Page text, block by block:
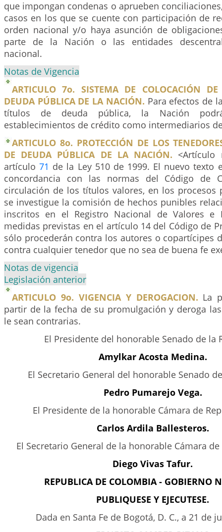
que impongan condenas o aprueben
casos en los que se cuente con participación de
orden nacional y/o haya asunción de
parte de la Nación o las entidades
nacional.
Notas de Vigencia
ARTICULO 7o. SISTEMA DE COLOCACIÓN
DEUDA PÚBLICA DE LA NACIÓN. Para efectos de
títulos de deuda pública, la Nación
establecimientos de crédito como intermediarios
ARTICULO 8o. PROTECCIÓN DE LOS
DE DEUDA PÚBLICA DE LA NACIÓN.
artículo71 de la Ley 510 de 1999. El nuevo texto
concordancia con las normas del Código de
circulación de los títulos valores, en los procesos
se investigue la comisión de hechos punibles
inscritos en el Registro Nacional de Valores e
medidas previstas en el artículo 14 del Código de
sólo procederán contra los autores o copartícipes
contra cualquier tenedor que no sea de buena fe
Notas de vigencia
Legislación anterior
ARTICULO 9o. VIGENCIA Y DEROGACION. La
partir de la fecha de su promulgación y deroga
le sean contrarias.
El Presidente del honorable Senado de la
Amylkar Acosta Medina.
El Secretario General del honorable Senado
Pedro Pumarejo Vega.
El Presidente de la honorable Cámara de
Carlos Ardila Ballesteros.
El Secretario General de la honorable Cámara
Diego Vivas Tafur.
REPUBLICA DE COLOMBIA - GOBIERNO
PUBLIQUESE Y EJECUTESE.
Dada en Santa Fe de Bogotá, D. C., a 21 de